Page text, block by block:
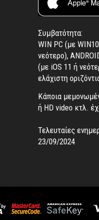
Συμβατότητα:
WIN PC (με
νεότερο),
(με iOS 11 ή
ελάχιστη
Κάποια
ή HD video κτλ.
Τελευταίες
23/09/2024